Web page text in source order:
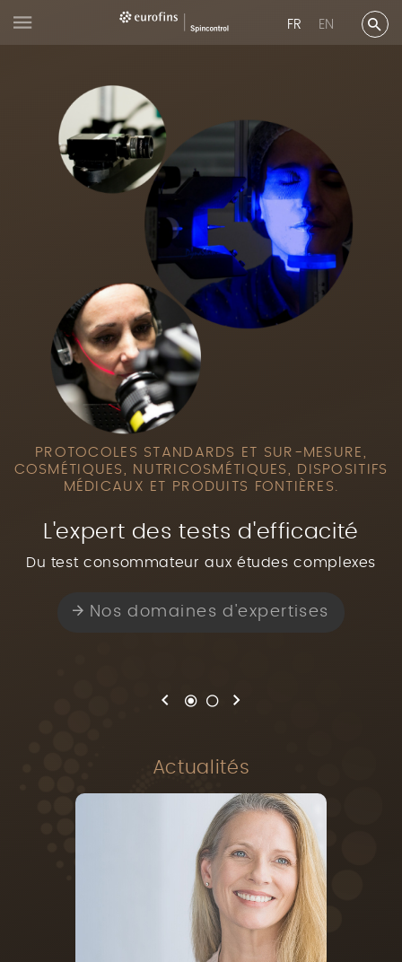
FR EN
PROTOCOLES STANDARDS ET SUR-MESURE,
COSMÉTIQUES, NUTRICOSMÉTIQUES,
DISPOSITIFS
MÉDICAUX ET
PRODUITS FONTIÈRES.
L'expert des tests d'efficacité
Du test consommateur aux études complexes
Nos domaines d'expertises
Vos revendications, nos solutions
Actualités